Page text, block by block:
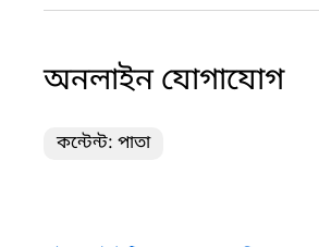
অনলাইন যোগাযোগ
কন্টেন্ট: পাতা